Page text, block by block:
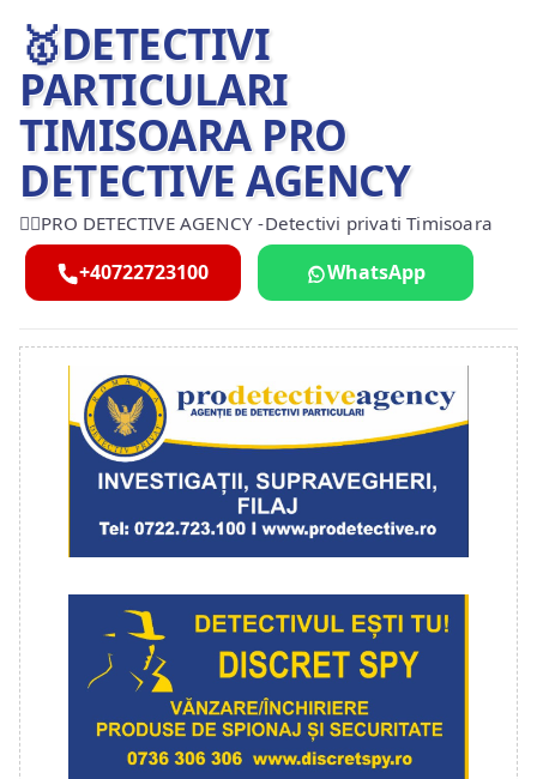
🥇DETECTIVI
PARTICULARI
TIMISOARA PRO
DETECTIVE AGENCY
🕵️‍♂️PRO DETECTIVE AGENCY -Detectivi privati Timisoara
+40722723100 WhatsApp